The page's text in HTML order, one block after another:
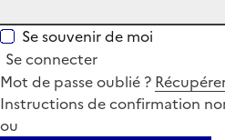
Se souvenir de moi
Se connecter
Mot de passe oublié ?
Instructions de confirmation
ou